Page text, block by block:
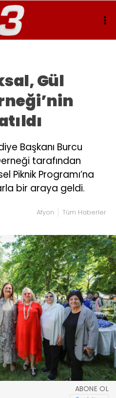
Gül
Başkanı Burcu
tarafından
Piknik Programı’na
bir araya geldi.
Afyon Tüm Haberler
ABONE OL